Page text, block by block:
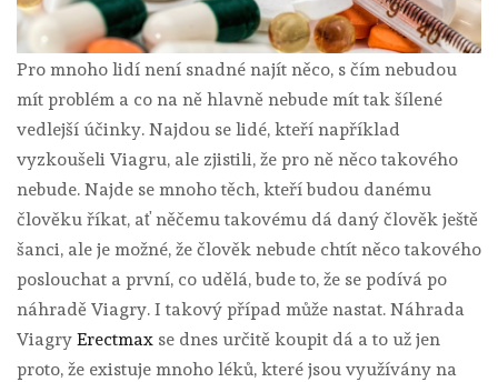
Pro mnoho lidí není snadné najít něco, s čím nebudou
mít problém a co na ně hlavně nebude mít tak šílené
vedlejší účinky. Najdou se lidé, kteří například
vyzkoušeli Viagru, ale zjistili, že pro ně něco takového
nebude. Najde se mnoho těch, kteří budou danému
člověku říkat, ať něčemu takovému dá daný člověk ještě
šanci, ale je možné, že člověk nebude chtít něco takového
poslouchat a první, co udělá, bude to, že se podívá po
náhradě Viagry. I takový případ může nastat. Náhrada
Viagry Erectmax se dnes určitě koupit dá a to už jen
proto, že existuje mnoho léků, které jsou využívány na